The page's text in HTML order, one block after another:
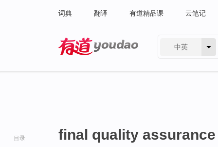
词典 翻译 有道精品课 云笔记
中英
目录 final quality assurance